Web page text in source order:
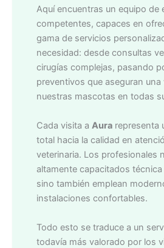
Aquí encuentras un equipo de
competentes, capaces en
gama de servicios
necesidad: desde consultas
cirugías complejas, pasando
preventivos que aseguran una
nuestras mascotas en todas
Cada visita a Aura representa
total hacia la calidad en
veterinaria. Los profesionales
altamente capacitados
sino también emplean
instalaciones confortables.
Todo esto se traduce a un
todavía más valorado por los